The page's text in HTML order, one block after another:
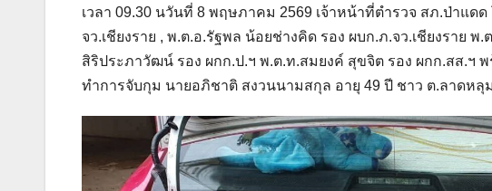
เวลา 09.30 นวันที่ 8 พฤษภาคม 2569 เจ้าหน้าที่ตำรวจ สภ.ป่าแด
จว.เชียงราย , พ.ต.อ.รัฐพล น้อยช่างคิด รอง ผบก.ภ.จว.เชียงราย
สิริประภาวัฒน์ รอง ผกก.ป.ฯ พ.ต.ท.สมยงค์ สุขจิต รอง ผกก.สส.ฯ
ทำการจับกุม นายอภิชาติ สงวนนามสกุล อายุ 49 ปี ชาว ต.ลาดหลุ